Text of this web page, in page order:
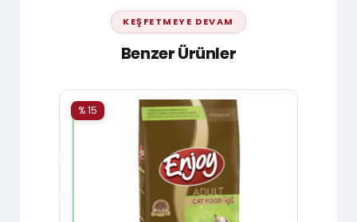
KEŞFETMEYE DEVAM
Benzer Ürünler
% 15